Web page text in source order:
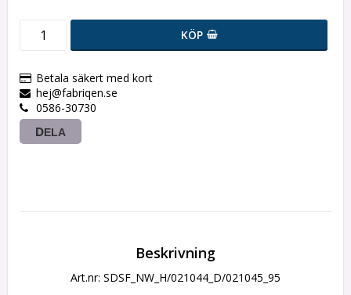
KÖP
Betala säkert med kort
hej@fabriqen.se
0586-30730
DELA
Beskrivning
Art.nr: SDSF_NW_H/021044_D/021045_95